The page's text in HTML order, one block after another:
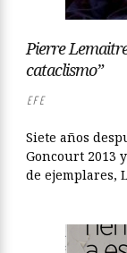
Pierre
cataclismo”
EFE
Siete años
Goncourt 2013
de ejemplares,